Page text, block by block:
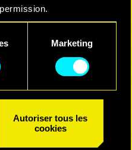
des cookies et
dessous.
Marketing
Autoriser tous les
cookies